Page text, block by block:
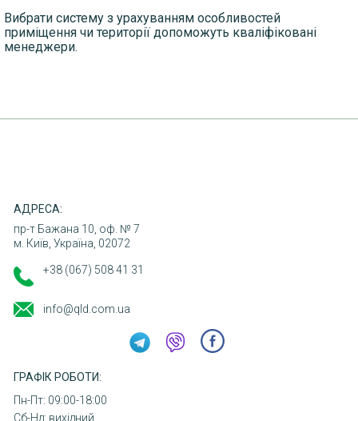
Вибрати систему з урахуванням особливостей
приміщення чи території допоможуть кваліфіковані
менеджери.
ДОСТАВКА
ОПЛАТА
АДРЕСА:
пр-т Бажана 10, оф. № 7
м. Київ, Україна, 02072
ГРАФІК РОБОТИ:
Пн-Пт: 09:00-18:00
Сб-Нд: вихідний
+38 (067) 508 41 31
info@qld.com.ua